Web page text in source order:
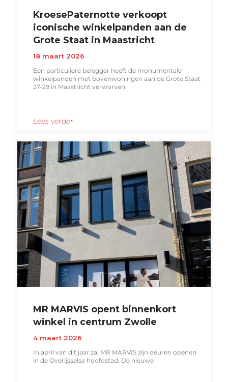
KroesePaternotte verkoopt
iconische winkelpanden aan de
Grote Staat in Maastricht
18 maart 2026
Een particuliere belegger heeft de monumentale
winkelpanden met bovenwoningen aan de Grote Staat
27-29 in Maastricht verworven
Lees verder
MR MARVIS opent binnenkort
winkel in centrum Zwolle
4 maart 2026
In april van dit jaar zal MR MARVIS zijn deuren openen
in de Overijsselse hoofdstad. De nieuwe